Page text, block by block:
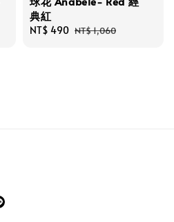
典紅
Sale
NT$ 490 Regular
NT$ 1,060